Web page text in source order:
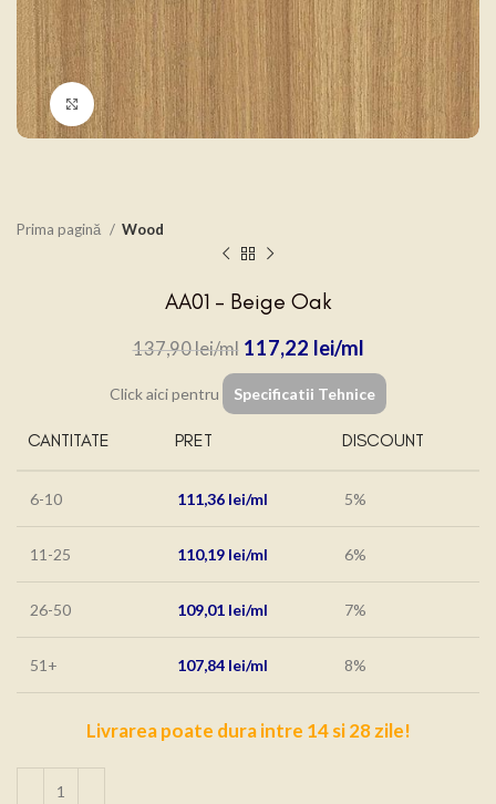
Click to enlarge
Prima pagină Wood
AA01 – Beige Oak
137,90lei 117,22 lei
Click aici pentru Specificatii Tehnice
CANTITATE PRET DISCOUNT
6-10 111,36 lei 5%
11-25 110,19 lei 6%
26-50 109,01 lei 7%
51+ 107,84 lei 8%
Livrarea poate dura intre 14 si 28 zile!